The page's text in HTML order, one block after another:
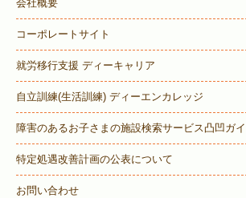
会社概要
コーポレートサイト
就労移行支援 ディーキャリア
自立訓練(生活訓練) ディーエンカレッジ
障害のあるお子さまの施設検索サービス凸凹ガ
特定処遇改善計画の公表について
お問い合わせ